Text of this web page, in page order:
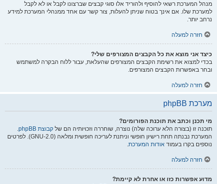
מנהל המערכת רשאי להוסיף ולהוריד אלו סוגי קבצים שברצונו לקבל או לא לקבל
למערכת שלו. אם אינך בטוח שניתן להעלות, צור קשר עם אחד ממנהלי המערכת למידע
נרחב יותר.
חזרה למעלה
כיצד אני מוצא את כל הקבצים המצורפים שלי?
בכדי למצוא את רשימת הקבצים המצורפים שהעלאת, עבור ללוח הבקרה למשתמש
ובחר באפשרות הקבצים המצורפים.
חזרה למעלה
מערכת phpBB
מי תכנן וכתב את תוכנת הפורומים?
תוכנה זו (בצורה הלא ערוכה שלה) נוצרה, שוחררה וזכויותיה הם של קבוצת phpBB
.
המערכת נבנתה תחת רישיון חופשי וניתנת לעריכה חופשית ומלאה (GNU-2.0). לפרטים
נוספים בקרו בעמוד אודות המערכת.
חזרה למעלה
מדוע אפשרות כזו או אחרת לא קיימת?